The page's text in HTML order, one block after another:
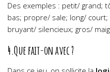
Des exemples : petit/ grand;
bas; propre/ sale; long/
bruyant/ silencieux; gros/
4.Que fait-on avec ?